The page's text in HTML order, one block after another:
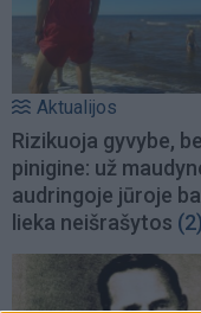
Aktualijos
Rizikuoja gyvybe,
pinigine: už
audringoje jūroje
lieka neišrašytos (2)